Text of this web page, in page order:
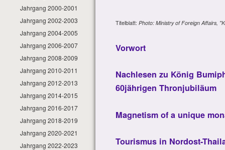
Jahrgang 2000-2001
Jahrgang 2002-2003
Jahrgang 2004-2005
Jahrgang 2006-2007
Jahrgang 2008-2009
Jahrgang 2010-2011
Jahrgang 2012-2013
Jahrgang 2014-2015
Jahrgang 2016-2017
Jahrgang 2018-2019
Jahrgang 2020-2021
Jahrgang 2022-2023
Titelblatt: Photo: Ministry of Foreign Affairs,
Vorwort
Nachlesen zu König
60jährigen Thronjubiläum
Magnetism of a unique
Tourismus in Nordost-